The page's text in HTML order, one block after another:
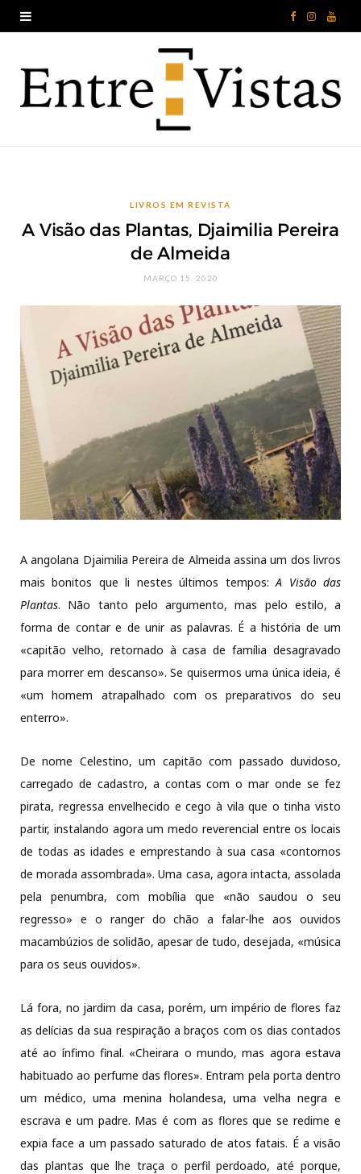
F
c
I Y
u
LIVROS EM REVISTA
A Visão das Plantas, Djaimilia Pereira
de Almeida
MARÇO 15, 2020
A angolana Djaimilia Pereira de Almeida assina um dos livros
mais bonitos que li nestes últimos tempos:A Visão das
Plantas. Não tanto pelo argumento, mas pelo estilo, a
forma de contar e de unir as palavras. É a história de um
«capitão velho, retornado à casa de família desagravado
para morrer em descanso». Se quisermos uma única ideia, é
«um homem atrapalhado com os preparativos do seu
enterro».
De nome Celestino, um capitão com passado duvidoso,
carregado de cadastro, a contas com o mar onde se fez
pirata, regressa envelhecido e cego à vila que o tinha visto
partir, instalando agora um medo reverencial entre os locais
de todas as idades e emprestando à sua casa «contornos
de morada assombrada». Uma casa, agora intacta, assolada
pela penumbra, com mobília que «não saudou o seu
regresso» e o ranger do chão a falar-lhe aos ouvidos
macambúzios de solidão, apesar de tudo, desejada, «música
para os seus ouvidos».
Lá fora, no jardim da casa, porém, um império de flores faz
as delícias da sua respiração a braços com os dias contados
até ao ínfimo final. «Cheirara o mundo, mas agora estava
habituado ao perfume das flores». Entram pela porta dentro
um médico, uma menina holandesa, uma velha negra e
escrava e um padre. Mas é com as flores que se redime e
expia face a um passado saturado de atos fatais. É a visão
das plantas que lhe traça o perfil perdoado, até porque,